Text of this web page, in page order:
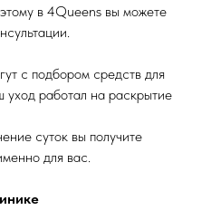
в 4Queens вы можете
с подбором средств для
работал на раскрытие
суток вы получите
для вас.